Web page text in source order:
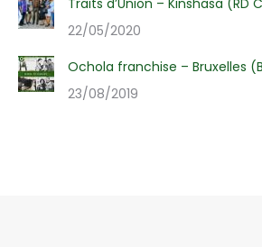
Traits d’Union – Kinshasa (RD
22/05/2020
Ochola franchise – Bruxelles
23/08/2019